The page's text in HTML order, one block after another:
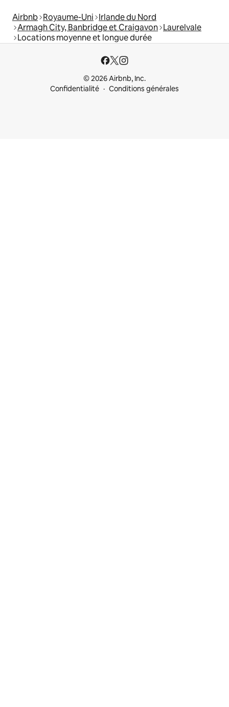
Airbnb Royaume-Uni Irlande du Nord
Armagh City, Banbridge et Craigavon Laurelvale
Locations moyenne et longue durée
© 2026 Airbnb, Inc.
Confidentialité
Conditions générales